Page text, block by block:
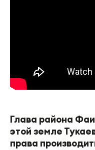
Глава района
этой земле
права